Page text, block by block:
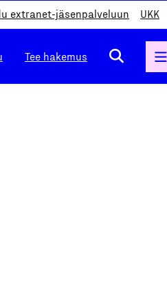
extranet-jäsenpalveluun UKK
Tee hakemus